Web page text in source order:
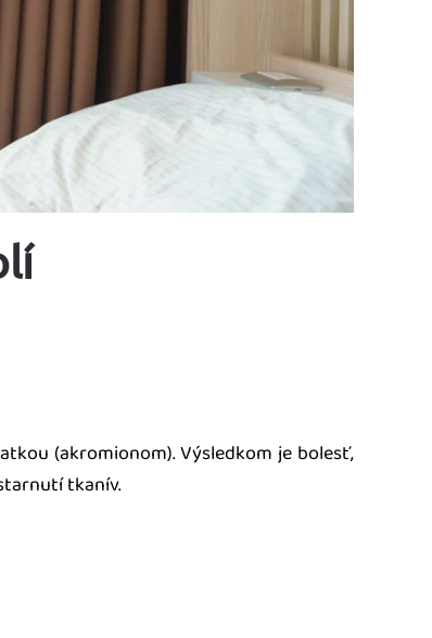
(akromionom). Výsledkom je bolesť,
tkanív.